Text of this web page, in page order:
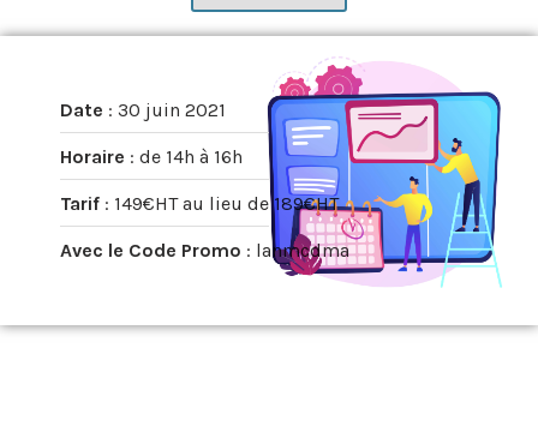
Date : 30 juin 2021
Horaire : de 14h à 16h
Tarif : 149€HT au lieu de 189€HT
Avec le Code Promo : lanmcdma